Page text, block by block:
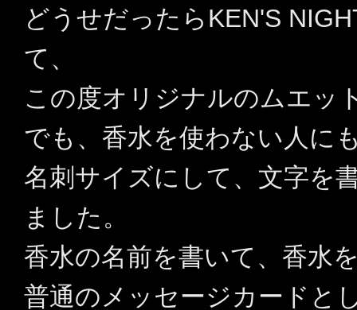
どうせだったらKEN'S
て、
この度オリジナルのムエッ
でも、香水を使わない人に
名刺サイズにして、文字を
ました。
香水の名前を書いて、香水
普通のメッセージカードと